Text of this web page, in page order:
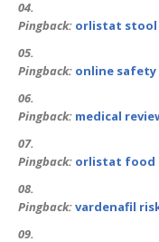
Pingback: orlistat stool
Pingback: online
Pingback: medical
Pingback: orlistat food
Pingback:vardenafil